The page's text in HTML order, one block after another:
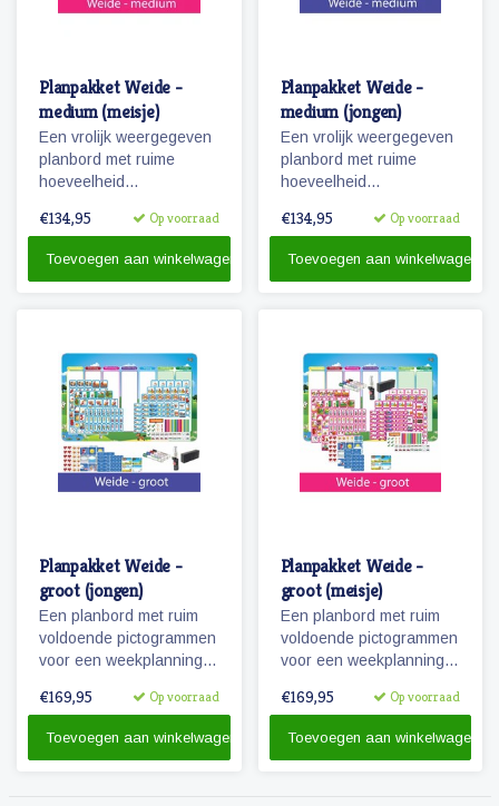
Planpakket Weide -
medium (meisje)
Een vrolijk weergegeven
planbord met ruime
hoeveelheid
planplezier!
€134,95 Op voorraad
Toevoegen aan winkelwagen
Planpakket Weide -
medium (jongen)
Een vrolijk weergegeven
planbord met ruime
hoeveelheid
planplezier!
€134,95 Op voorraad
Toevoegen aan winkelwagen
Planpakket Weide -
groot (jongen)
Een planbord met ruim
voldoende pictogrammen
voor een weekplanning
voor o.a. belonen, weer
een set stiften en
€169,95 Op voorraad
Toevoegen aan winkelwagen
Planpakket Weide -
groot (meisje)
Een planbord met ruim
voldoende pictogrammen
voor een weekplanning
voor o.a. belonen, weer
een set stiften en
€169,95 Op voorraad
Toevoegen aan winkelwagen